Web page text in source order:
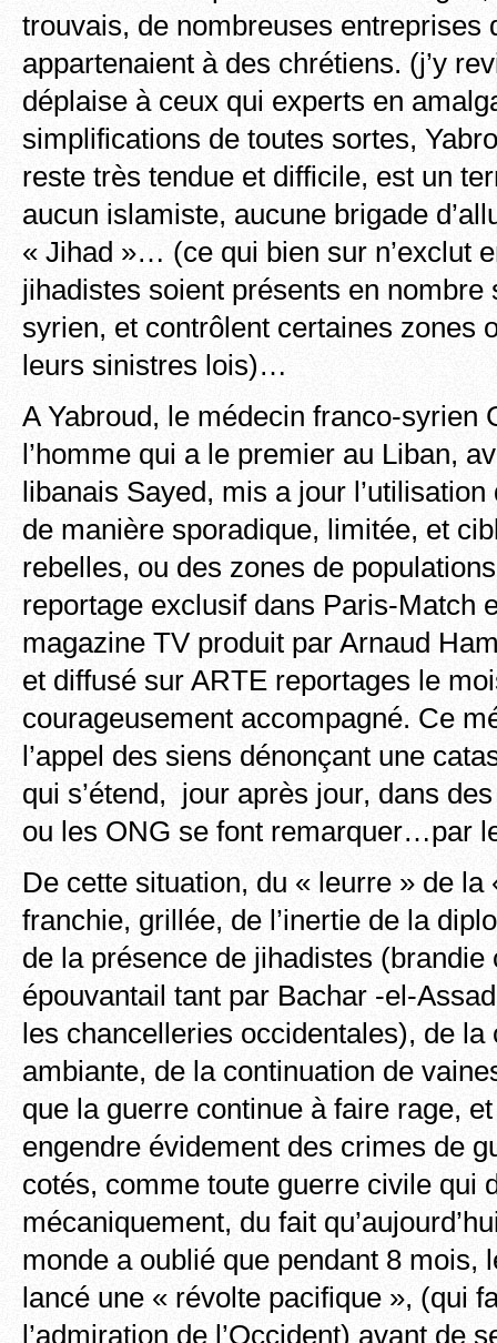
trouvais, de nombreuses entreprises
appartenaient à des chrétiens. (j’y
déplaise à ceux qui experts en
simplifications de toutes sortes,
reste très tendue et difficile, est un
aucun islamiste, aucune brigade
« Jihad »… (ce qui bien sur n’exclut
jihadistes soient présents en nombre
syrien, et contrôlent certaines zones
leurs sinistres lois)…
A Yabroud, le médecin franco-syrien
l’homme qui a le premier au Liban,
libanais Sayed, mis a jour l’utilisation
de manière sporadique, limitée, et
rebelles, ou des zones de
reportage exclusif dans Paris-Match
magazine TV produit par Arnaud
et diffusé sur ARTE reportages le
courageusement accompagné. Ce
l’appel des siens dénonçant une
qui s’étend, jour après jour, dans
ou les ONG se font remarquer…par
De cette situation, du « leurre » de la
franchie, grillée, de l’inertie de la
de la présence de jihadistes (brandie
épouvantail tant par Bachar -el-
les chancelleries occidentales), de la
ambiante, de la continuation de
que la guerre continue à faire rage, et
engendre évidement des crimes de
cotés, comme toute guerre civile qui
mécaniquement, du fait
monde a oublié que pendant 8 mois,
lancé une « révolte pacifique », (qui
l’admiration de l’Occident) avant de